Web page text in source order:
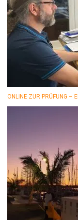
ONLINE ZUR PRÜFUNG –